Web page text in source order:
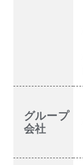
グループ
会社